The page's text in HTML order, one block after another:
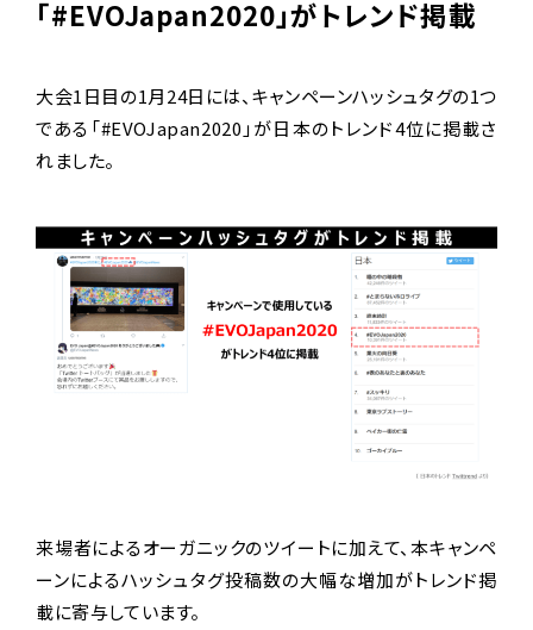
「#EVOJapan2020」がトレンド掲載
大会1日目の1月24日には、キャンペーンハッシュタグの1つ
である「#EVOJapan2020」が日本のトレンド4位に掲載さ
れました。
来場者によるオーガニックのツイートに加えて、本キャンペ
ーンによるハッシュタグ投稿数の大幅な増加がトレンド掲
載に寄与しています。